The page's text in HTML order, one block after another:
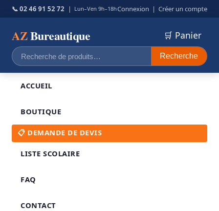
📞 02 46 91 52 72 | Lun–Ven 9h–18hConnexion | Créer un compte
AZBureautique
Recherche
pour :
Recherche
🛒 Panier
ACCUEIL
BOUTIQUE
📋 DEMANDE DE DEVIS
LISTE SCOLAIRE
FAQ
CONTACT